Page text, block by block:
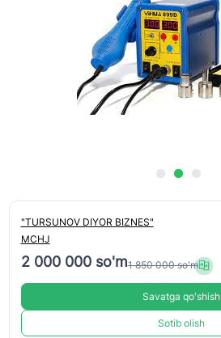
"TURSUNOV DIYOR BIZNES"
MCHJ
2 000 000 so'm1 850 000 so'm
Savatga qo'shish
Sotib olish